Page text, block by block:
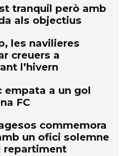
tranquil però amb
als objectius
les navilieres
creuers a
l’hivern
empata a un gol
FC
commemora
un ofici solemne
repartiment